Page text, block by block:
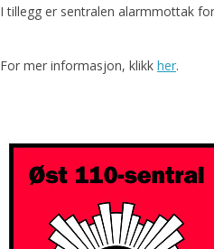
I tillegg er sentralen alarmmottak
For mer informasjon, klikk her.